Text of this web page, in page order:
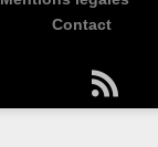
Contact